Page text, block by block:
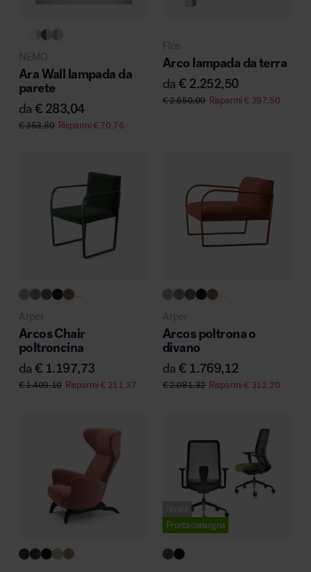
NEMO
Ara Wall lampada da
parete
da€ 283,04
€353,80 Risparmi€70,76
Flos
Arco lampada da terra
da€ 2.252,50
€2.650,00 Risparmi€ 397,50
...
Arper
Arcos Chair
poltroncina
da€ 1.197,73
€1.409,10 Risparmi€211,37
Arper
Arcos poltrona o
divano
da€ 1.769,12
€2.081,32 Risparmi€ 312,20
...
Pronta consegna